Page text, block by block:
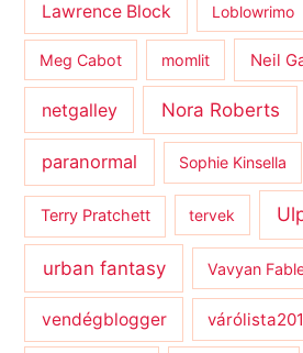
Lawrence Block Loblowrimo
Meg Cabot momlit Neil
netgalley Nora Roberts
paranormal Sophie Kinsella
Terry Pratchett tervek
urban fantasy Vavyan
vendégblogger